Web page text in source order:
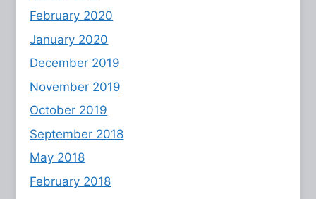
February 2020
January 2020
December 2019
November 2019
October 2019
September 2018
May 2018
February 2018